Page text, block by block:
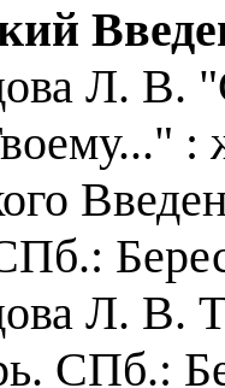
Л. В.
:
Л. В.
СПб.: